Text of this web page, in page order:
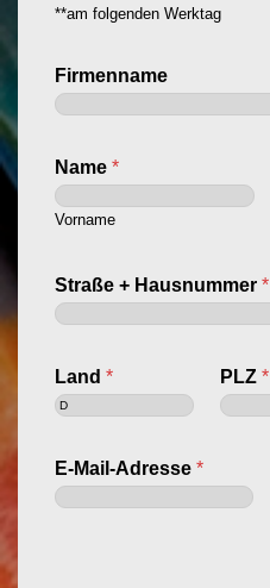
f
r
t
g
u
g
**am folgenden Werktag
Firmenname
Name *
Vorname
Straße + Hausnummer *
Land * PLZ*
E-Mail-Adresse *